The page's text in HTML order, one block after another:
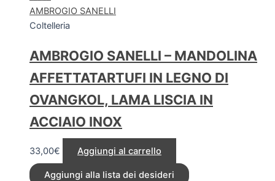
AMBROGIO SANELLI
Coltelleria
AMBROGIO SANELLI – MANDOLINA
AFFETTATARTUFI IN LEGNO DI
OVANGKOL, LAMA LISCIA IN
ACCIAIO INOX
33,00€ Aggiungi al carrello
Aggiungi alla lista dei desideri